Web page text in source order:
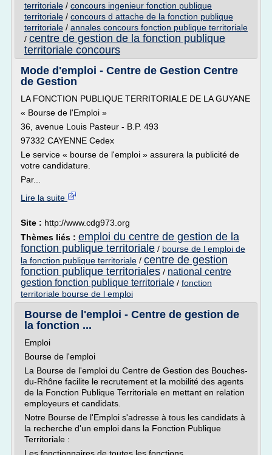
territoriale / concours ingenieur fonction publique
territoriale / concours d attache de la fonction publique
territoriale / annales concours fonction publique territoriale
/ centre de gestion de la fonction publique
territoriale concours
Mode d'emploi - Centre de Gestion Centre
de Gestion
LA FONCTION PUBLIQUE TERRITORIALE DE LA GUYANE
« Bourse de l'Emploi »
36, avenue Louis Pasteur - B.P. 493
97332 CAYENNE Cedex
Le service « bourse de l'emploi » assurera la publicité de
votre candidature.
Par...
Lire la suite
Site : http://www.cdg973.org
Thèmes liés : emploi du centre de gestion de la
fonction publique territoriale / bourse de l emploi de
la fonction publique territoriale / centre de gestion
fonction publique territoriales / national centre
gestion fonction publique territoriale / fonction
territoriale bourse de l emploi
Bourse de l'emploi - Centre de gestion de
la fonction ...
Emploi
Bourse de l'emploi
La Bourse de l'emploi du Centre de Gestion des Bouches-
du-Rhône facilite le recrutement et la mobilité des agents
de la Fonction Publique Territoriale en mettant en relation
employeurs et candidats.
Notre Bourse de l'Emploi s'adresse à tous les candidats à
la recherche d'un emploi dans la Fonction Publique
Territoriale :